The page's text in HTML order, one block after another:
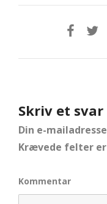
Skriv et svar
Din e-
Krævede felter
Kommentar